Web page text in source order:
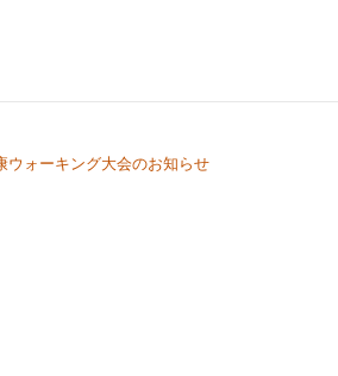
ウォーキング大会のお知らせ